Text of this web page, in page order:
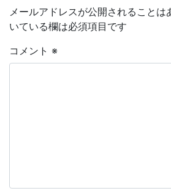
メールアドレスが公開されることは
いている欄は必須項目です
コメント ※